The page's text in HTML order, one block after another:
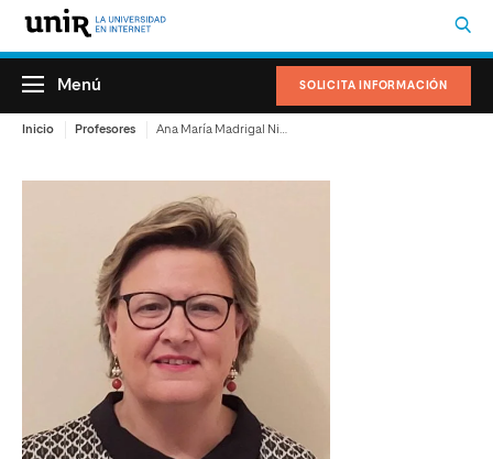
SOLICITA INFORMACIÓN
Menú
Inicio Profesores